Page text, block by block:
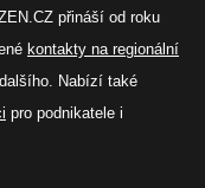
přináší od roku
kontakty na regionální
Nabízí také
pro podnikatele i